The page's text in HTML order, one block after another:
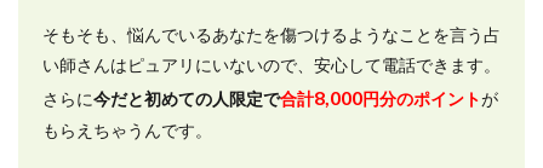
そもそも、悩んでいるあなたを傷つけるようなことを言う占
い師さんはピュアリにいないので、安心して電話できます。
さらに今だと初めての人限定で合計8,000円分のポイントが
もらえちゃうんです。